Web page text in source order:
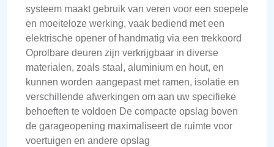
systeem maakt gebruik van veren voor een soepele
en moeiteloze werking, vaak bediend met een
elektrische opener of handmatig via een trekkoord
Oprolbare deuren zijn verkrijgbaar in diverse
materialen, zoals staal, aluminium en hout, en
kunnen worden aangepast met ramen, isolatie en
verschillende afwerkingen om aan uw specifieke
behoeften te voldoen De compacte opslag boven
de garageopening maximaliseert de ruimte voor
voertuigen en andere opslag